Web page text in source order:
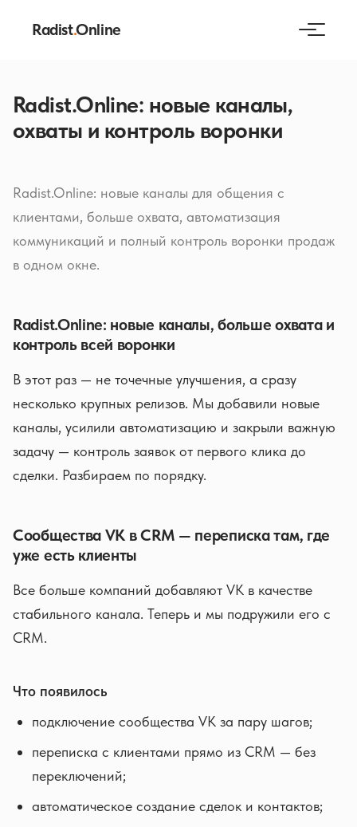
Radist.Online
Radist.Online: новые каналы,
охваты и контроль воронки
Radist.Online: новые каналы для общения с
клиентами, больше охвата, автоматизация
коммуникаций и полный контроль воронки продаж
в одном окне.
Radist.Online: новые каналы, больше охвата и
контроль всей воронки
В этот раз — не точечные улучшения, а сразу
несколько крупных релизов. Мы добавили новые
каналы, усилили автоматизацию и закрыли важную
задачу — контроль заявок от первого клика до
сделки. Разбираем по порядку.
Сообщества VK в CRM — переписка там, где
уже есть клиенты
Все больше компаний добавляют VK в качестве
стабильного канала. Теперь и мы подружили его с
CRM.
Что появилось
подключение сообщества VK за пару шагов;
переписка с клиентами прямо из CRM — без
переключений;
автоматическое создание сделок и контактов;